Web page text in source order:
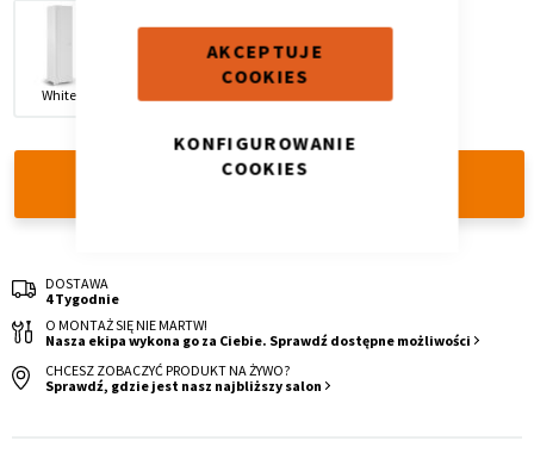
AKCEPTUJE
COOKIES
KONFIGUROWANIE
COOKIES
White
DODAJ DO KOSZYKA
DOSTAWA
4 Tygodnie
O MONTAŻ SIĘ NIE MARTW!
Nasza ekipa wykona go za Ciebie. Sprawdź dostępne możliwości
CHCESZ ZOBACZYĆ PRODUKT NA ŻYWO?
Sprawdź, gdzie jest nasz najbliższy salon
Krzesło i fotel Wszystkie meble